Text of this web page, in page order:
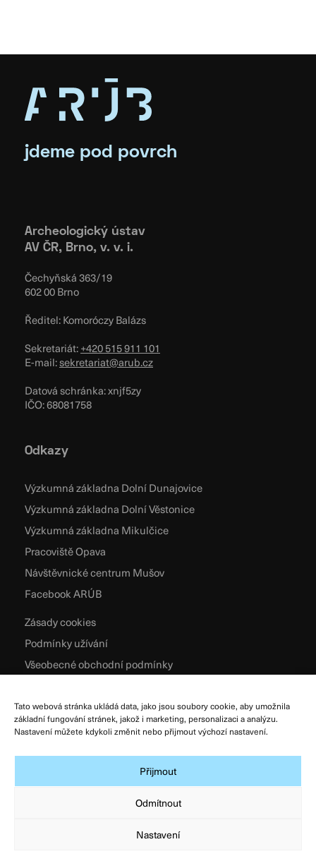
Tato webová stránka ukládá data, jako jsou soubory cookie, aby umožnila
základní fungování stránek, jakož i marketing, personalizaci a analýzu.
Nastavení můžete kdykoli změnit nebo přijmout výchozí nastavení.
Přijmout
Odmítnout
Nastavení
jdeme pod povrch
Archeologický ústav
AV ČR, Brno, v. v. i.
Čechyňská 363/19
602 00 Brno
Ředitel: Komoróczy Balázs
Sekretariát:+420 515 911 101
E-mail:sekretariat@arub.cz
Datová schránka: xnjf5zy
IČO: 68081758
Odkazy
Výzkumná základna Dolní Dunajovice
Výzkumná základna Dolní Věstonice
Výzkumná základna Mikulčice
Pracoviště Opava
Návštěvnické centrum Mušov
Facebook ARÚB
Zásady cookies
Podmínky užívání
Všeobecné obchodní podmínky
© Archeologický ústav AV ČR, Brno, v. v. i. 2026